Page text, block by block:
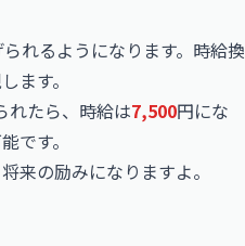
れるようになります。時給換
ます。
れたら、時給は7,500円にな
です。
来の励みになりますよ。